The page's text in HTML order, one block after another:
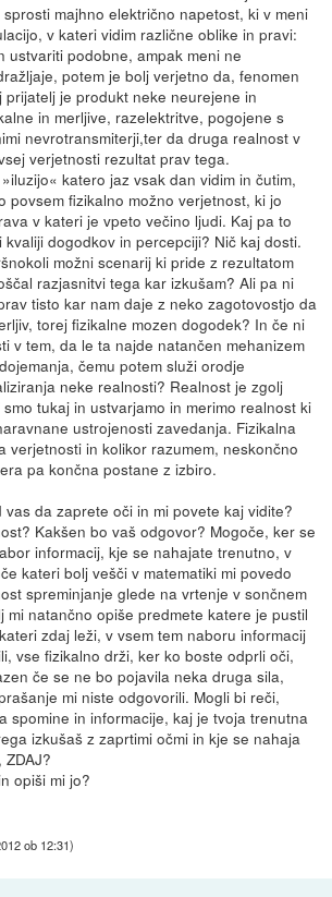
majhno električno napetost, ki v meni
v kateri vidim različne oblike in pravi:
ustvariti podobne, ampak meni ne
potem je bolj verjetno da, fenomen
prijatelj je produkt neke neurejene in
in merljive, razelektritve, pogojene s
nevrotransmiterji,ter da druga realnost v
verjetnosti rezultat prav tega.
katero jaz vsak dan vidim in čutim,
povsem fizikalno možno verjetnost, ki jo
v kateri je vpeto večino ljudi. Kaj pa to
dogodkov in percepciji? Nič kaj dosti.
možni scenarij ki pride z rezultatom
razjasnitvi tega kar izkušam? Ali pa ni
tisto kar nam daje z neko zagotovostjo da
torej fizikalne mozen dogodek? In če ni
v tem, da le ta najde natančen mehanizem
čemu potem služi orodje
neke realnosti? Realnost je zgolj
tukaj in ustvarjamo in merimo realnost ki
ustrojenosti zavedanja. Fizikalna
verjetnosti in kolikor razumem, neskončno
pa končna postane z izbiro.
vas da zaprete oči in mi povete kaj vidite?
Kakšen bo vaš odgovor? Mogoče, ker se
informacij, kje se nahajate trenutno, v
kateri bolj vešči v matematiki mi povedo
spreminjanje glede na vrtenje v sončnem
mi natančno opiše predmete katere je pustil
zdaj leži, v vsem tem naboru informacij
vse fizikalno drži, ker ko boste odprli oči,
če se ne bo pojavila neka druga sila,
mi niste odgovorili. Mogli bi reči,
spomine in informacije, kaj je tvoja trenutna
izkušaš z zaprtimi očmi in kje se nahaja
ZDAJ?
opiši mi jo?
ob 12:31)